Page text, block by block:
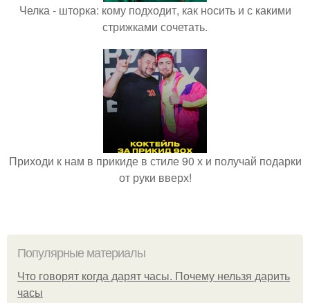
Челка - шторка: кому подходит, как носить и с какими
стрижками сочетать.
Приходи к нам в прикиде в стиле 90 х и получай подарки
от руки вверх!
Популярные материалы
Что говорят когда дарят часы. Почему нельзя дарить
часы